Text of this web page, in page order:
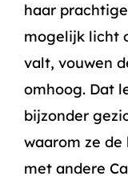
haar
mogelijk licht
valt, vouwen
omhoog. Dat
bijzonder
waarom ze de
met andere